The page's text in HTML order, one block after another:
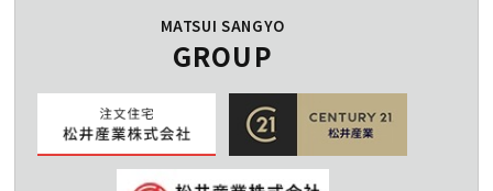
MATSUI SANGYO
GROUP